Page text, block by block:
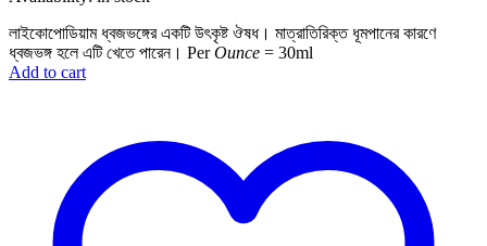
লাইকোপোডিয়াম ধ্বজভঙ্গের একটি উৎকৃষ্ট ঔষধ। মাত্রাতিরিক্ত ধূমপানের কারণে
ধ্বজভঙ্গ হলে এটি খেতে পারেন। PerOunce = 30ml
Add to cart